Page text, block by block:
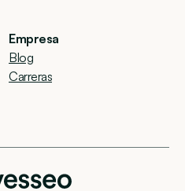
Empresa
Blog
Carreras